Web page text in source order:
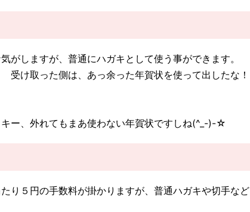
がしますが、普通にハガキとして使う事ができます。
け取った側は、あっ余った年賀状を使って出したな！
ー、外れてもまあ使わない年賀状ですしね(^_-)-☆
り５円の手数料が掛かりますが、普通ハガキや切手など